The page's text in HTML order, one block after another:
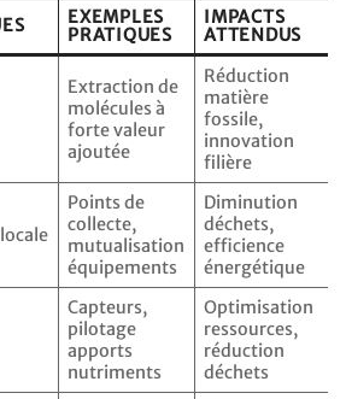
EXEMPLES
PRATIQUES
IMPACTS
ATTENDUS
Extraction de
molécules à
forte valeur
ajoutée
Réduction
matière
fossile,
innovation
filière
Points de
collecte,
mutualisation
équipements
Diminution
déchets,
efficience
énergétique
Capteurs,
pilotage
apports
nutriments
Optimisation
ressources,
réduction
déchets